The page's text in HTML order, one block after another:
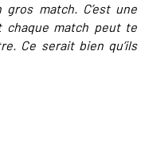
match. C’est une
match peut te
Ce serait bien qu’ils